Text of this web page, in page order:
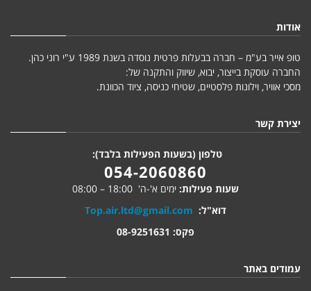
אודות
טופ אייר בע"מ – חברה בבעלות פרטית נוסדה בשנת 1989 ע"י רוני כהן.
החברה עוסקת בייצור, יבוא, שיווק והתקנה של:
מסכי אוויר, וילונות פלסטיים, שטיחי כניסה, ציוד הכוונת.
יצירת קשר
טלפון (בשעות הפעילות בלבד):
054-2060860
שעות פעילות: ימים א'-ה' 18:00 – 08:00
דוא"ל: Top.air.ltd@gmail.com
פקס: 08-9251631
עמודים באתר